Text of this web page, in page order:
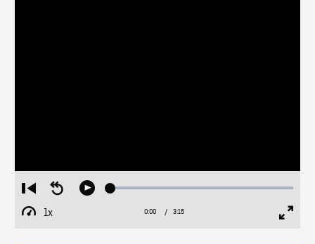
Restart
from
beginning
Seek
Play Loaded:
1x
Playback
Current
0:00 / Duration
3:15